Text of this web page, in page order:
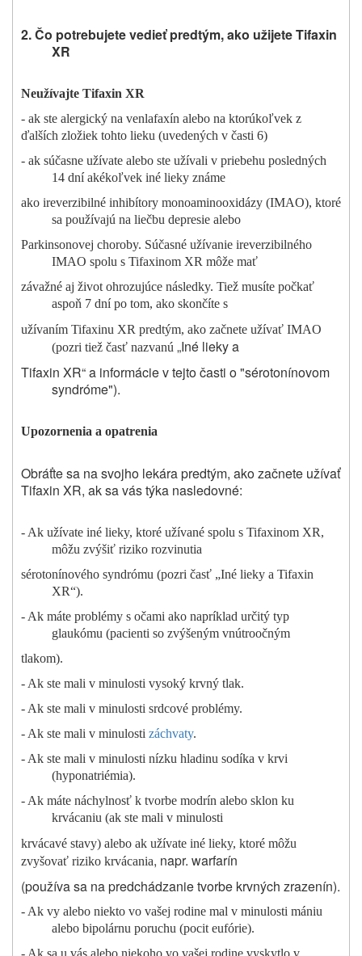
2. Čo potrebujete vedieť predtým, ako užijete Tifaxin
XR
Neužívajte Tifaxin XR
- ak ste alergický na venlafaxín alebo na ktorúkoľvek z
ďalších zložiek tohto lieku (uvedených v časti 6)
- ak súčasne užívate alebo ste užívali v priebehu posledných
14 dní akékoľvek iné lieky známe
ako ireverzibilné inhibítory monoaminooxidázy (IMAO), ktoré
sa používajú na liečbu depresie alebo
Parkinsonovej choroby. Súčasné užívanie ireverzibilného
IMAO spolu s Tifaxinom XR môže mať
závažné aj život ohrozujúce následky. Tiež musíte počkať
aspoň 7 dní po tom, ako skončíte s
užívaním Tifaxinu XR predtým, ako začnete užívať IMAO
(pozri tiež časť nazvanú„Iné lieky a
Tifaxin XR“ a informácie v tejto časti o "sérotonínovom
syndróme").
Upozornenia a opatrenia
Obráťte sa na svojho lekárapredtým, ako začnete užívať
Tifaxin XR, ak sa vás týka nasledovné:
- Ak užívate iné lieky, ktoré užívané spolu s Tifaxinom XR,
môžu zvýšiť riziko rozvinutia
sérotonínového syndrómu (pozri časť „Iné lieky a Tifaxin
XR“).
- Ak máte problémy s očami ako napríklad určitý typ
glaukómu (pacienti so zvýšeným vnútroočným
tlakom).
- Ak ste mali v minulosti vysoký krvný tlak.
- Ak ste mali v minulosti srdcové problémy.
- Ak ste mali v minulosti záchvaty.
- Ak ste mali v minulosti nízku hladinu sodíka v krvi
(hyponatriémia).
- Ak máte náchylnosť k tvorbe modrín alebo sklon ku
krvácaniu (ak ste mali v minulosti
krvácavé stavy) alebo ak užívate iné lieky, ktoré môžu
zvyšovať riziko krvácania, napr. warfarín
(používa sa na predchádzanie tvorbe krvných zrazenín).
- Ak vy alebo niekto vo vašej rodine mal v minulosti mániu
alebo bipolárnu poruchu (pocit eufórie).
- Ak sa u vás alebo niekoho vo vašej rodine vyskytlo v